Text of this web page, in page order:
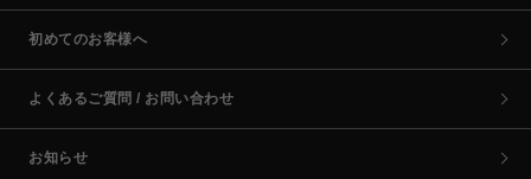
初めてのお客様へ
よくあるご質問 / お問い合わせ
お知らせ